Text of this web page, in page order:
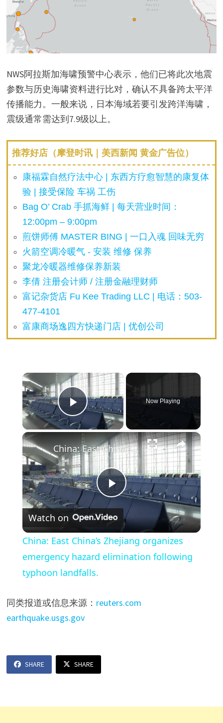
NWS阿拉斯加海啸预警中心表示，他们已将此次地震
参数与历史海啸资料进行比对，确认不具备跨太平洋
传播能力。一般来说，日本海域若要引发跨洋海啸，
震级通常需达到7.9级以上。
推荐好店（摩登时讯｜美西新闻 黄金广告位）
康福霖自然疗法中心 | 东西方疗愈智慧的康复体
验 | 接受保险 车祸 工伤
Bag O’ Crab 手抓海鲜 | 每天营业时间：
12:00pm – 9:00pm
煎饼师傅 MASTER BING | 一口入魂 回味无穷
火箭空调冷暖气 - 安装 维修 保养
聚龙冷暖器维修保养新装
李倩 注册会计师 / 注册金融理财师
富记杂货店 Fu Kee Trading LLC | 电话：503-
477-4101
富康商场逸四方快递门店 | 优创公司
×
Play Video
Now Playing
×
P
l
a
e
China: East China’s Zhejiang organizes emergency hazard elimination following typhoon landfalls.
Watch on
China: East China’s Zhejiang organizes
emergency hazard elimination following
typhoon landfalls.
同类报道或信息来源： reuters.com
earthquake.usgs.gov
SHARE SHARE